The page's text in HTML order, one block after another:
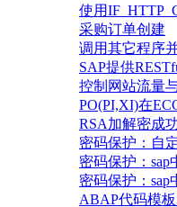
使用
采购订单创建
调用其它程序
SAP提供
控制网站流量
PO(PI,XI)在
RSA加解密成
密码保护：自
密码保护：sap
密码保护：sap
ABAP代码模